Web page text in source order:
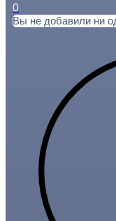
0
Вы не добавили ни